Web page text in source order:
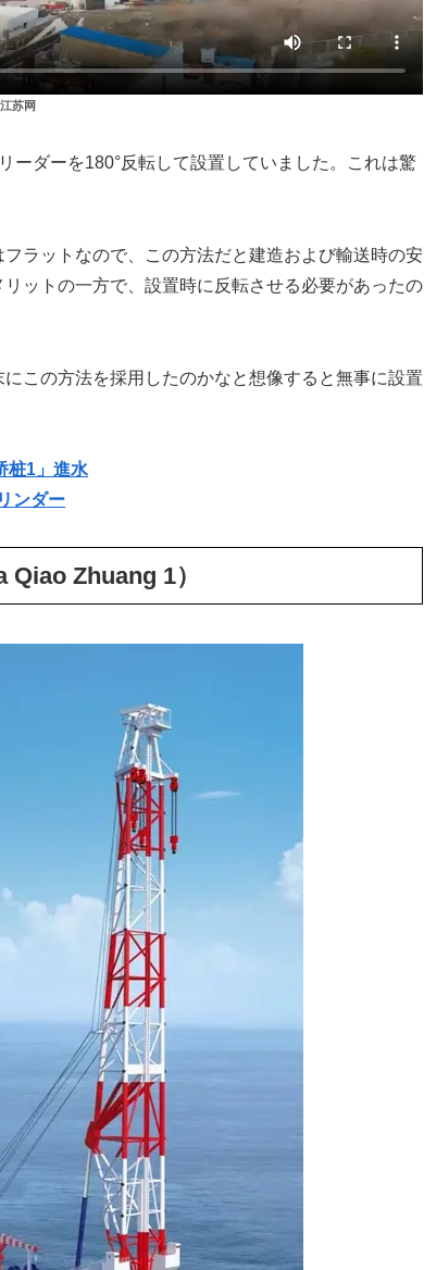
苏网
ーダーを180°反転して設置していました。これは驚
ラットなので、この方法だと建造および輸送時の安
ットの一方で、設置時に反転させる必要があったの
この方法を採用したのかなと想像すると無事に設置
桩1」進水
ンダー
Zhuang 1）